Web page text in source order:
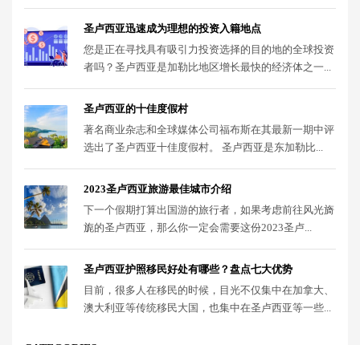
圣卢西亚迅速成为理想的投资入籍地点
您是正在寻找具有吸引力投资选择的目的地的全球投资
者吗？圣卢西亚是加勒比地区增长最快的经济体之一...
圣卢西亚的十佳度假村
著名商业杂志和全球媒体公司福布斯在其最新一期中评
选出了圣卢西亚十佳度假村。 圣卢西亚是东加勒比...
2023圣卢西亚旅游最佳城市介绍
下一个假期打算出国游的旅行者，如果考虑前往风光旖
旎的圣卢西亚，那么你一定会需要这份2023圣卢...
圣卢西亚护照移民好处有哪些？盘点七大优势
目前，很多人在移民的时候，目光不仅集中在加拿大、
澳大利亚等传统移民大国，也集中在圣卢西亚等一些...